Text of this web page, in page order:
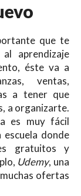
que te
aprendizaje
éste va a
ventas,
a tener que
a organizarte.
es muy fácil
donde
gratuitos y
Udemy, una
ofertas